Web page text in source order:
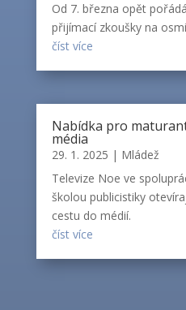
Od 7. března opět
přijímací zkoušky na
číst více
Nabídka pro
média
29. 1. 2025 | Mládež
Televize Noe ve
školou publicistiky
cestu do médií.
číst více